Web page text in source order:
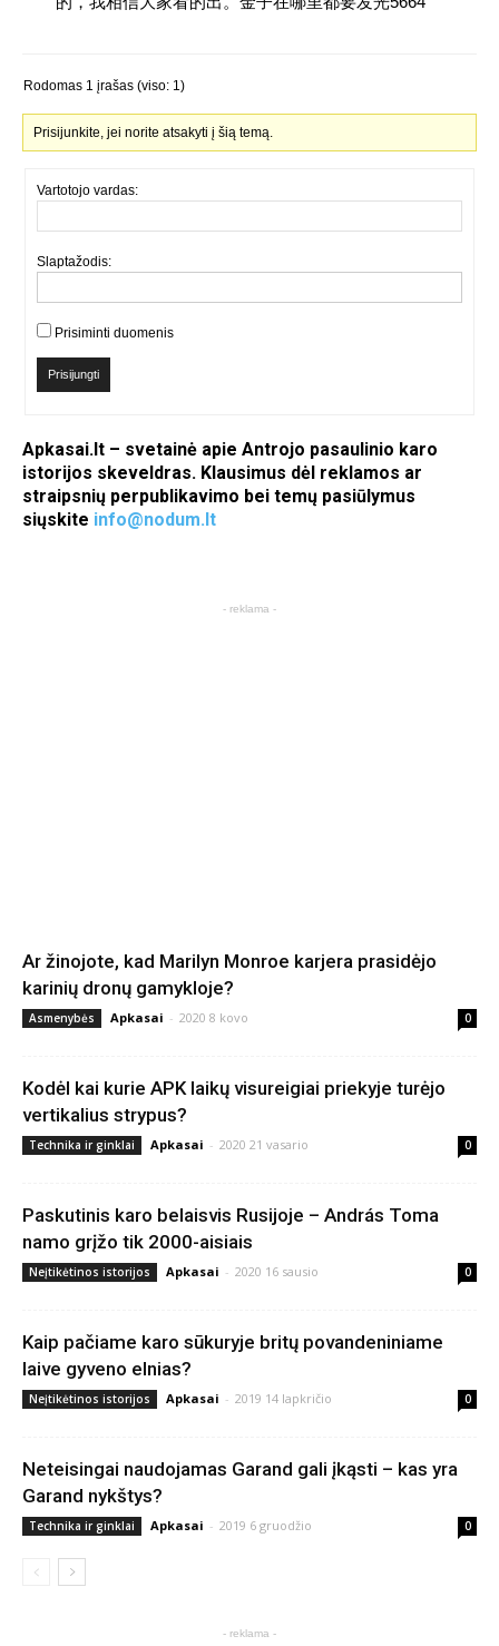
Rodomas 1 įrašas (viso: 1)
Prisijunkite, jei norite atsakyti į šią temą.
Vartotojo vardas:
Slaptažodis:
Prisiminti duomenis
Prisijungti
Apkasai.lt – svetainė apie Antrojo pasaulinio karo
istorijos skeveldras. Klausimus dėl reklamos ar
straipsnių perpublikavimo bei temų pasiūlymus
siųskite info@nodum.lt
- reklama -
Ar žinojote, kad Marilyn Monroe karjera prasidėjo
karinių dronų gamykloje?
Asmenybės Apkasai - 2020 8 kovo 0
Kodėl kai kurie APK laikų visureigiai priekyje turėjo
vertikalius strypus?
Technika ir ginklai Apkasai - 2020 21 vasario 0
Paskutinis karo belaisvis Rusijoje – András Toma
namo grįžo tik 2000-aisiais
Neįtikėtinos istorijos Apkasai - 2020 16 sausio 0
Kaip pačiame karo sūkuryje britų povandeniniame
laive gyveno elnias?
Neįtikėtinos istorijos Apkasai - 2019 14 lapkričio 0
Neteisingai naudojamas Garand gali įkąsti – kas yra
Garand nykštys?
Technika ir ginklai Apkasai - 2019 6 gruodžio 0
- reklama -